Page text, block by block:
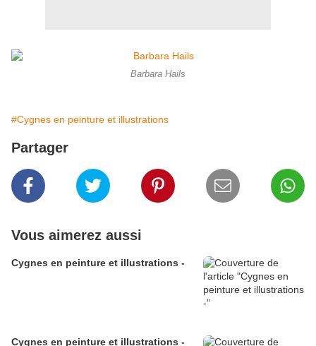
Barbara Hails
#Cygnes en peinture et illustrations
Partager
Vous aimerez aussi
Cygnes en peinture et illustrations -
Cygnes en peinture et illustrations -